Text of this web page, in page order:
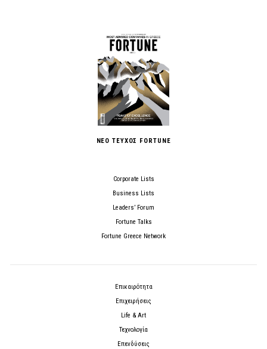
ΝΕΟ ΤΕΥΧΟΣ FORTUNE
Corporate Lists
Business Lists
Leaders’ Forum
Fortune Talks
Fortune Greece Network
Επικαιρότητα
Επιχειρήσεις
Life & Art
Τεχνολογία
Επενδύσεις